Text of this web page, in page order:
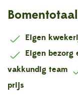
Eigen
Eigen bezorg
vakkundig team
prijs